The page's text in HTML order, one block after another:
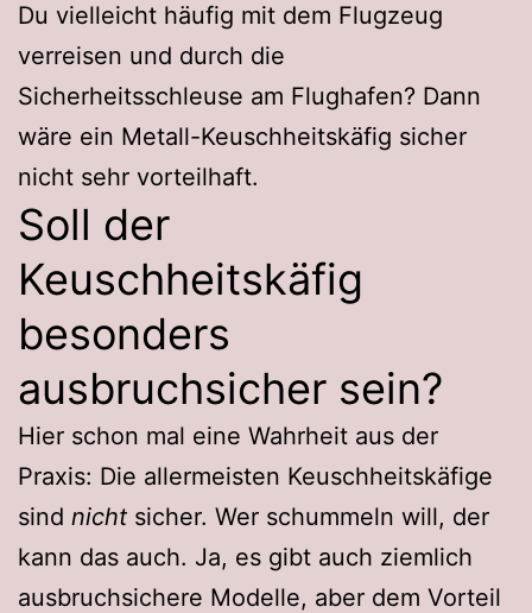
Du vielleicht häufig mit dem Flugzeug
verreisen und durch die
Sicherheitsschleuse am Flughafen? Dann
wäre ein Metall-Keuschheitskäfig sicher
nicht sehr vorteilhaft.
Soll der
Keuschheitskäfig
besonders
ausbruchsicher sein?
Hier schon mal eine Wahrheit aus der
Praxis: Die allermeisten Keuschheitskäfige
sind nicht sicher. Wer schummeln will, der
kann das auch. Ja, es gibt auch ziemlich
ausbruchsichere Modelle, aber dem Vorteil